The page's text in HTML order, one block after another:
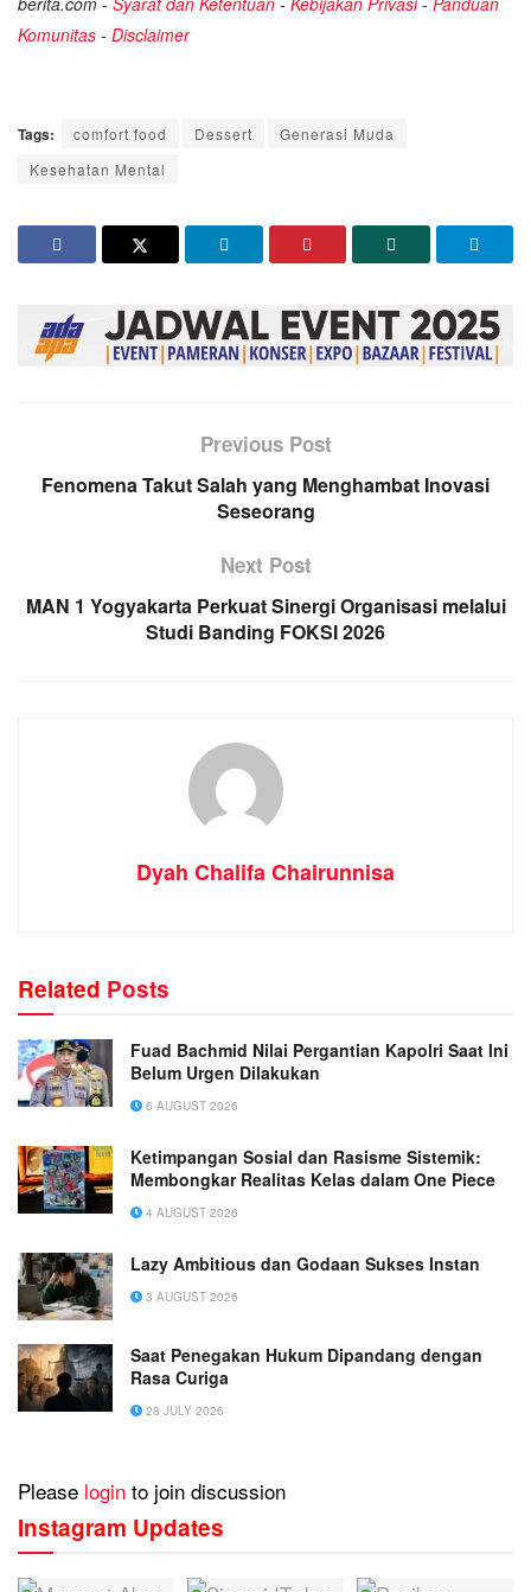
Komunitas - Disclaimer
Tags: comfort food Dessert
Generasi Muda
Kesehatan Mental
Previous Post
Fenomena Takut Salah yang Menghambat Inovasi
Seseorang
Next Post
MAN 1 Yogyakarta Perkuat Sinergi Organisasi melalui
Studi Banding FOKSI 2026
Dyah Chalifa Chairunnisa
Related Posts
Fuad Bachmid Nilai Pergantian Kapolri Saat Ini
Belum Urgen Dilakukan
6 AUGUST 2026
Ketimpangan Sosial dan Rasisme Sistemik:
Membongkar Realitas Kelas dalam One Piece
4 AUGUST 2026
Lazy Ambitious dan Godaan Sukses Instan
3 AUGUST 2026
Saat Penegakan Hukum Dipandang dengan
Rasa Curiga
28 JULY 2026
Please login to join discussion
Instagram Updates